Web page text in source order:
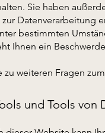
Sie haben
Datenverarbeitung
bestimmten
Ihnen ein
zu weiteren Fragen
und Tools von